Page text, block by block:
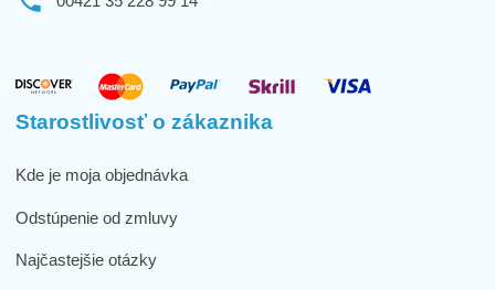
Starostlivosť o zákaznika
Kde je moja objednávka
Odstúpenie od zmluvy
Najčastejšie otázky